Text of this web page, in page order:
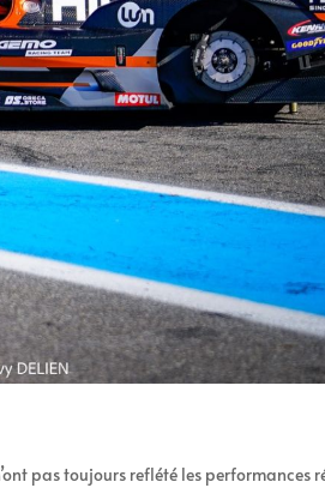
pas toujours reflété les performances